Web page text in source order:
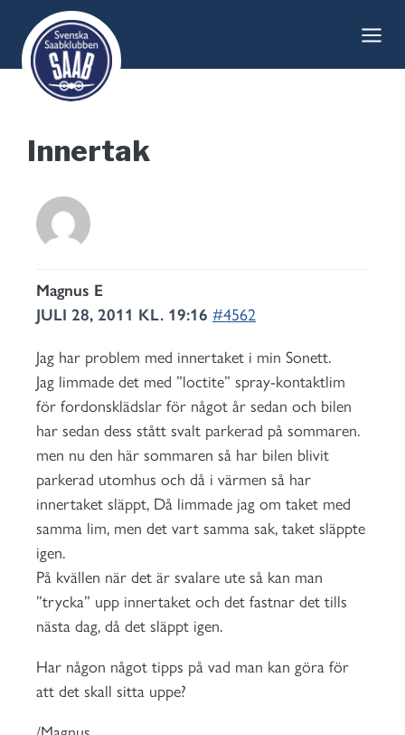
content
Innertak
Magnus E
JULI 28, 2011 KL. 19:16 #4562
Jag har problem med innertaket i min Sonett.
Jag limmade det med ”loctite” spray-kontaktlim
för fordonsklädslar för något år sedan och bilen
har sedan dess stått svalt parkerad på sommaren.
men nu den här sommaren så har bilen blivit
parkerad utomhus och då i värmen så har
innertaket släppt, Då limmade jag om taket med
samma lim, men det vart samma sak, taket släppte
igen.
På kvällen när det är svalare ute så kan man
”trycka” upp innertaket och det fastnar det tills
nästa dag, då det släppt igen.
Har någon något tipps på vad man kan göra för
att det skall sitta uppe?